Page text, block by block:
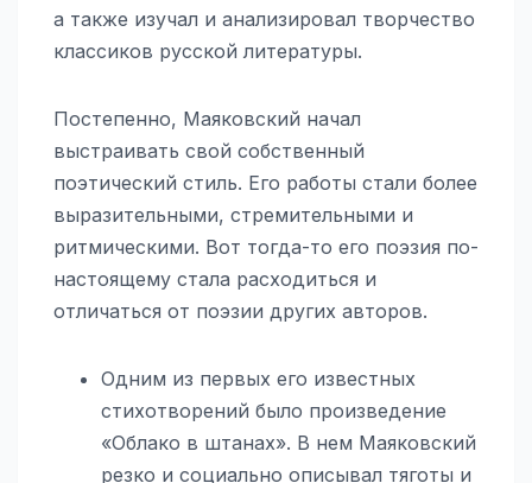
а также изучал и анализировал творчество
классиков русской литературы.
Постепенно, Маяковский начал
выстраивать свой собственный
поэтический стиль. Его работы стали более
выразительными, стремительными и
ритмическими. Вот тогда-то его поэзия по-
настоящему стала расходиться и
отличаться от поэзии других авторов.
Одним из первых его известных
стихотворений было произведение
«Облако в штанах». В нем Маяковский
резко и социально описывал тяготы и